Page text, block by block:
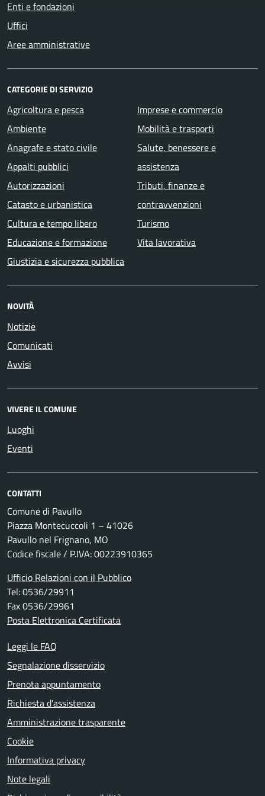
Enti e fondazioni
Uffici
Aree amministrative
CATEGORIE DI SERVIZIO
Agricoltura e pesca
Ambiente
Anagrafe e stato civile
Appalti pubblici
Autorizzazioni
Catasto e urbanistica
Cultura e tempo libero
Educazione e formazione
Giustizia e sicurezza pubblica
Imprese e commercio
Mobilità e trasporti
Salute, benessere e
assistenza
Tributi, finanze e
contravvenzioni
Turismo
Vita lavorativa
NOVITÀ
Notizie
Comunicati
Avvisi
VIVERE IL COMUNE
Luoghi
Eventi
CONTATTI
Comune di Pavullo
Piazza Montecuccoli 1 – 41026
Pavullo nel Frignano, MO
Codice fiscale / P.IVA: 00223910365
Ufficio Relazioni con il Pubblico
Tel: 0536/29911
Fax 0536/29961
Posta Elettronica Certificata
Leggi le FAQ
Segnalazione disservizio
Prenota appuntamento
Richiesta d'assistenza
Amministrazione trasparente
Cookie
Informativa privacy
Note legali